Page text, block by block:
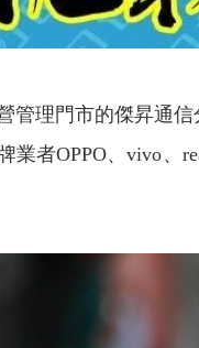
理門市的傑昇通信
業者OPPO、vivo、